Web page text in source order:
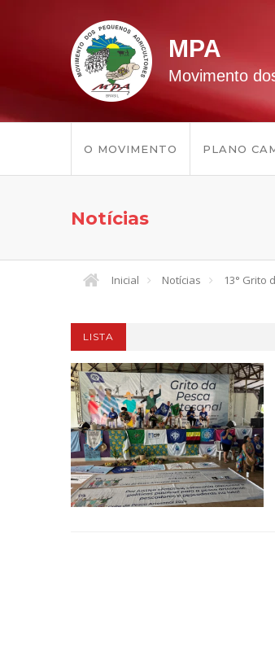
MPA
Movimento
O MOVIMENTO PLANO
Notícias
Inicial Notícias 13° Grito
LISTA